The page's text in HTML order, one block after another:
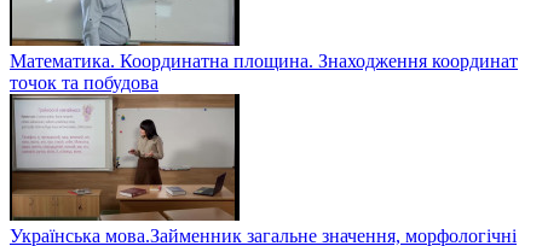
Математика. Координатна площина. Знаходження координат
точок та побудова
Українська мова.Займенник загальне значення, морфологічні